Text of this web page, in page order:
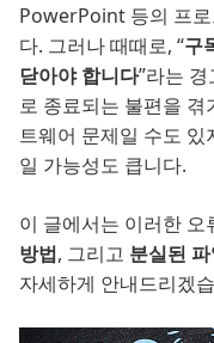
PowerPoint 등의 프
다. 그러나 때때로, “구
닫아야 합니다”라는
로 종료되는 불편을
트웨어 문제일 수도 있
일 가능성도 큽니다.
이 글에서는 이러한 오
방법, 그리고 분실된
자세하게 안내드리겠